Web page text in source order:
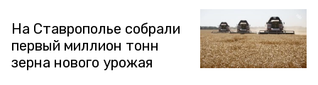
На Ставрополье собрали
первый миллион тонн
зерна нового урожая